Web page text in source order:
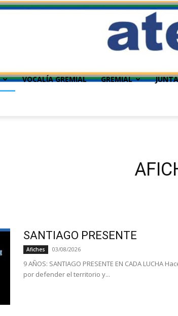
VOCALÍA GREMIAL GREMIAL
SANTIAGO PRESENTE
Afiches 03/08/2026
9 AÑOS: SANTIAGO PRESENTE EN CADA
por defender el territorio y...